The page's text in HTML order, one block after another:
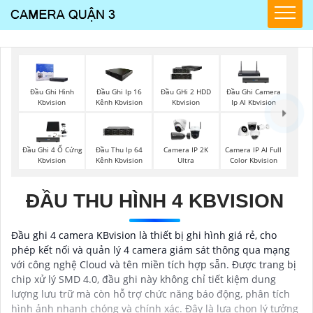
Đầu Ghi Hình
Kbvision
Đầu Ghi Ip 16
Kênh Kbvision
Đầu GHi 2 HDD
Kbvision
Đầu Ghi Camera
Ip AI Kbvision
Đầu Ghi 4 Ổ Cứng
Kbvision
Đầu Thu Ip 64
Kênh Kbvision
Camera IP 2K
Ultra
Camera IP AI Full
Color Kbvision
ĐẦU THU HÌNH 4 KBVISION
Đầu ghi 4 camera KBvision là thiết bị ghi hình giá rẻ, cho
phép kết nối và quản lý 4 camera giám sát thông qua mạng
với công nghệ Cloud và tên miền tích hợp sẵn. Được trang bị
chip xử lý SMD 4.0, đầu ghi này không chỉ tiết kiệm dung
lượng lưu trữ mà còn hỗ trợ chức năng báo động, phân tích
hình ảnh nhanh chóng và chính xác. Đây là lựa chọn lý tưởng